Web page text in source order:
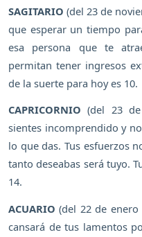
SAGITARIO (del 23 de
que esperar un tiempo
esa persona que te
permitan tener ingresos
de la suerte para hoy es 10.
CAPRICORNIO (del 23
sientes incomprendido y
lo que das. Tus esfuerzos
tanto deseabas será tuyo.
14.
ACUARIO (del 22 de enero
cansará de tus lamentos